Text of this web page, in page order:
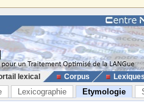
lexical Corpus
Lexicographie Etymologie